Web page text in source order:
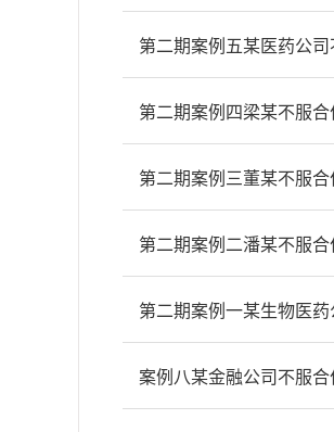
第二期案例五某医药公
第二期案例四梁某不服
第二期案例三董某不服
第二期案例二潘某不服
第二期案例一某生物医
案例八某金融公司不服